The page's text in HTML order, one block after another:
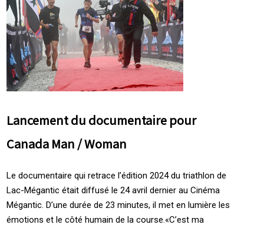
Lancement du documentaire pour
Canada Man / Woman
Le documentaire qui retrace l’édition 2024 du triathlon de
Lac-Mégantic était diffusé le 24 avril dernier au Cinéma
Mégantic. D’une durée de 23 minutes, il met en lumière les
émotions et le côté humain de la course.«C’est ma